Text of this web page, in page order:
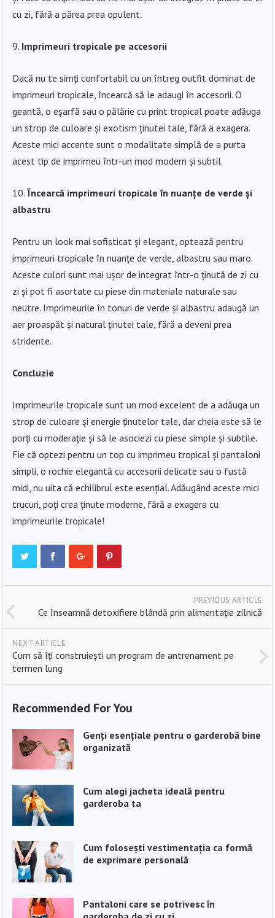
cu zi, fără a părea prea opulent.
Imprimeuri tropicale pe accesorii
Dacă nu te simți confortabil cu un întreg outfit dominat de
imprimeuri tropicale, încearcă să le adaugi în accesorii. O
geantă, o eșarfă sau o pălărie cu print tropical poate adăuga
un strop de culoare și exotism ținutei tale, fără a exagera.
Aceste mici accente sunt o modalitate simplă de a purta
acest tip de imprimeu într-un mod modern și subtil.
Încearcă imprimeuri tropicale în nuanțe de verde și
albastru
Pentru un look mai sofisticat și elegant, optează pentru
imprimeuri tropicale în nuanțe de verde, albastru sau maro.
Aceste culori sunt mai ușor de integrat într-o ținută de zi cu
zi și pot fi asortate cu piese din materiale naturale sau
neutre. Imprimeurile în tonuri de verde și albastru adaugă un
aer proaspăt și natural ținutei tale, fără a deveni prea
stridente.
Concluzie
Imprimeurile tropicale sunt un mod excelent de a adăuga un
strop de culoare și energie ținutelor tale, dar cheia este să le
porți cu moderație și să le asociezi cu piese simple și subtile.
Fie că optezi pentru un top cu imprimeu tropical și pantaloni
simpli, o rochie elegantă cu accesorii delicate sau o fustă
midi, nu uita că echilibrul este esențial. Adăugând aceste mici
trucuri, poți crea ținute moderne, fără a exagera cu
imprimeurile tropicale!
PREVIOUS ARTICLE
Ce înseamnă detoxifiere blândă prin alimentație zilnică
NEXT ARTICLE
Cum să îți construiești un program de antrenament pe
termen lung
Recommended For You
Genți esențiale pentru o garderobă bine
organizată
Cum alegi jacheta ideală pentru
garderoba ta
Cum folosești vestimentația ca formă
de exprimare personală
Pantaloni care se potrivesc în